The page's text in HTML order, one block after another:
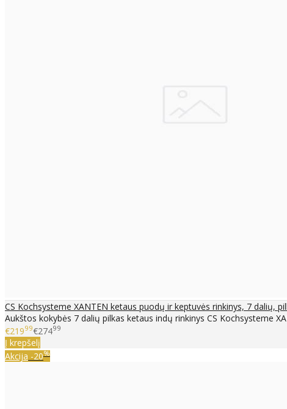
CS Kochsysteme XANTEN ketaus puodų ir keptuvės rinkinys, 7 dalių,
Aukštos kokybės 7 dalių pilkas ketaus indų rinkinys CS Kochsysteme
€21999€27499
Į krepšelį
Akcija -20%